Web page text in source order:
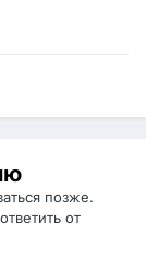
позже.
от